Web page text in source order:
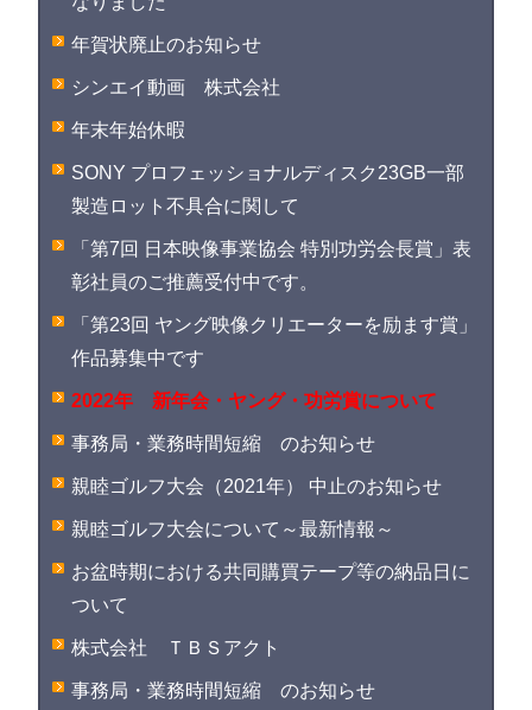
年賀状廃止のお知らせ
シンエイ動画 株式会社
年末年始休暇
SONY プロフェッショナルディスク23GB一部
製造ロット不具合に関して
「第7回 日本映像事業協会 特別功労会長賞」表
彰社員のご推薦受付中です。
「第23回 ヤング映像クリエーターを励ます賞」
作品募集中です
2022年 新年会・ヤング・功労賞について
事務局・業務時間短縮 のお知らせ
親睦ゴルフ大会（2021年） 中止のお知らせ
親睦ゴルフ大会について～最新情報～
お盆時期における共同購買テープ等の納品日に
ついて
株式会社 ＴＢＳアクト
事務局・業務時間短縮 のお知らせ